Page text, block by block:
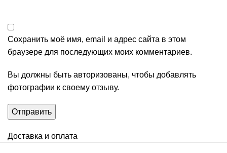
Сохранить моё имя, email и адрес сайта в этом
браузере для последующих моих комментариев.
Вы должны быть авторизованы, чтобы добавлять
фотографии к своему отзыву.
Доставка и оплата